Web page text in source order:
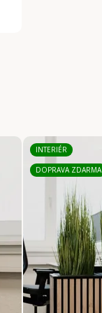
INTERIÉR
DOPRAVA ZDARMA